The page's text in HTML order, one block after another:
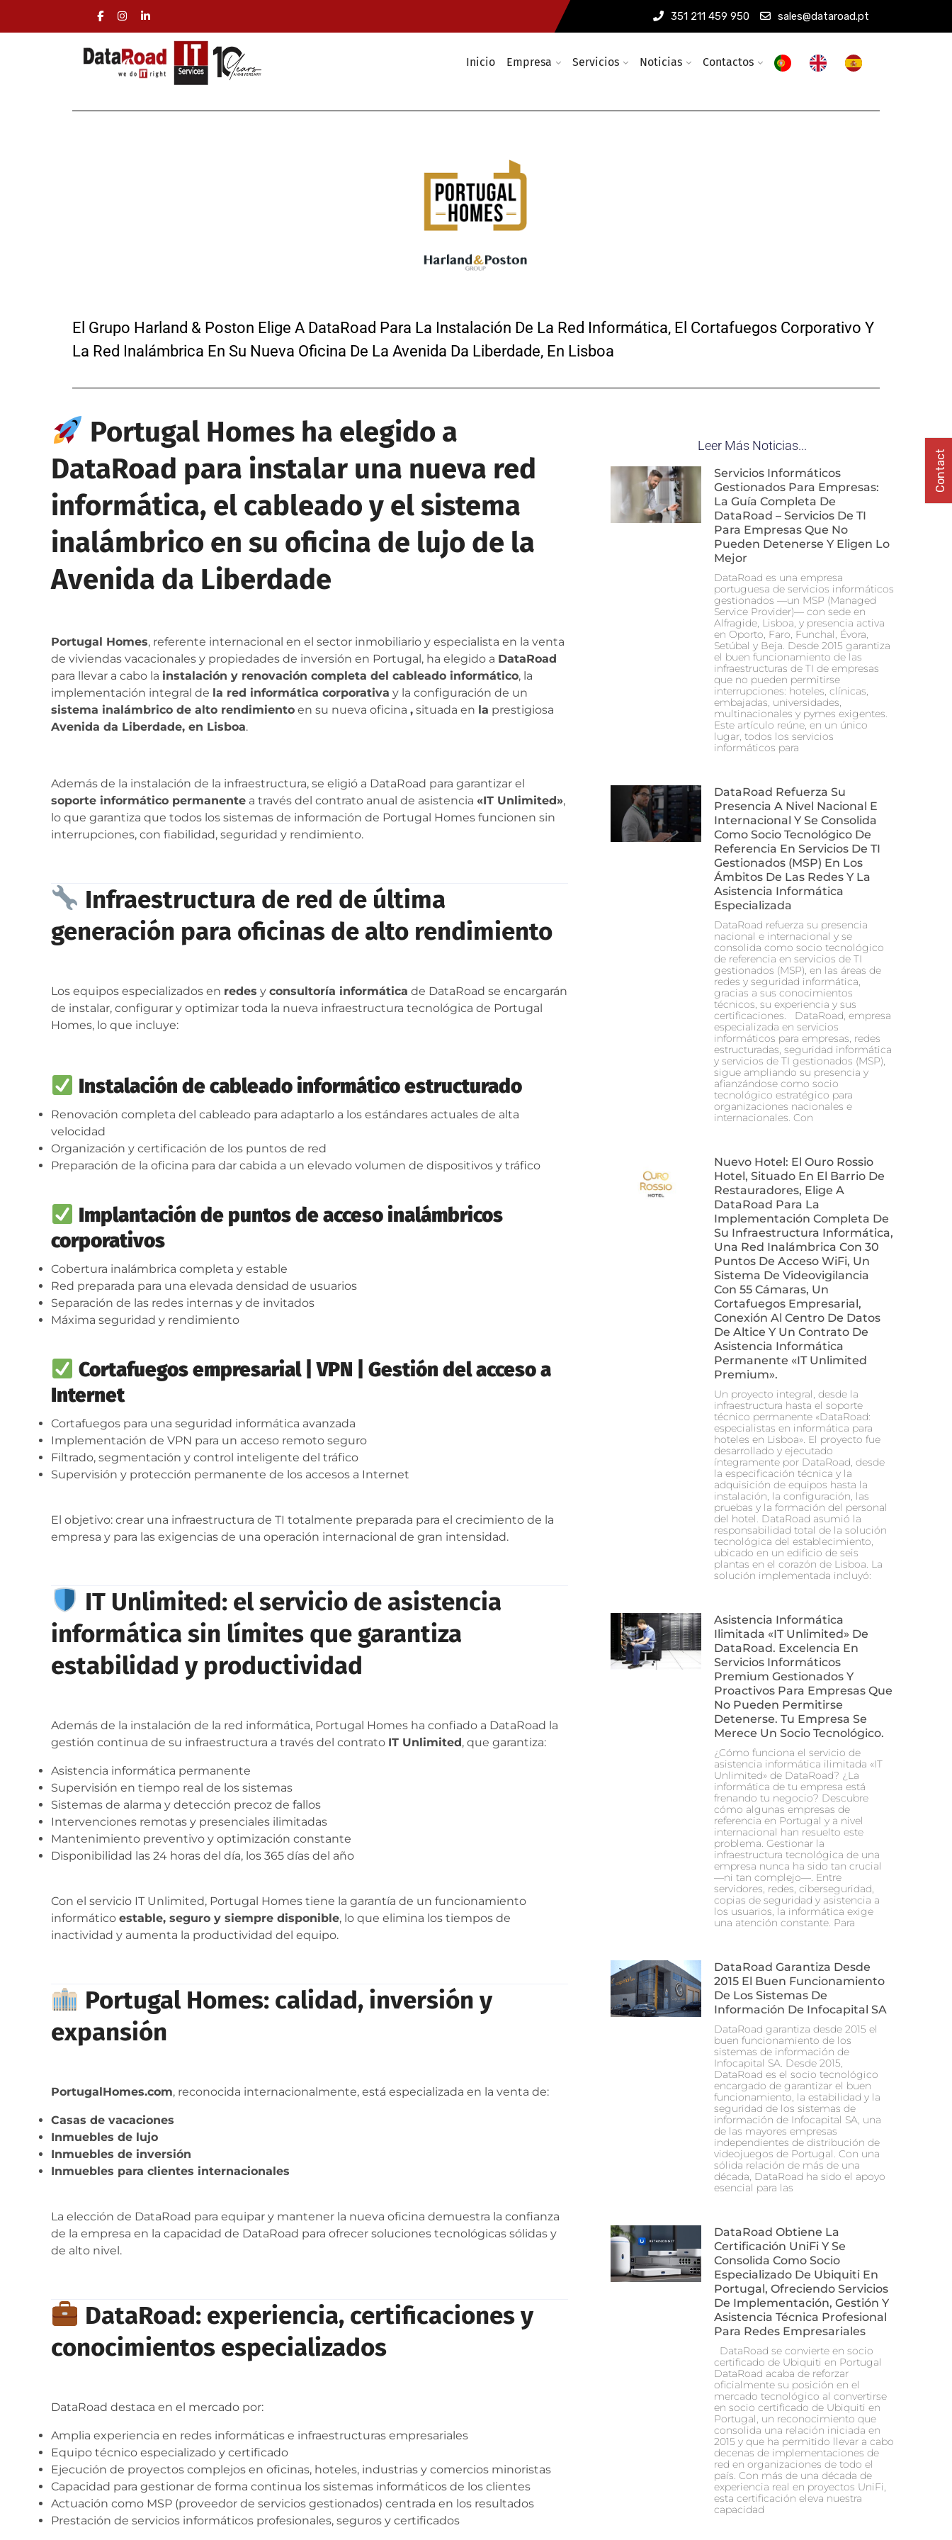
351 211 459 950 sales@dataroad.pt
Inicio Empresa Servicios Noticias Contactos
El Grupo Harland & Poston Elige A DataRoad Para La Instalación De La Red Informática, El Cortafuegos Corporativo Y
La Red Inalámbrica En Su Nueva Oficina De La Avenida Da Liberdade, En Lisboa
Portugal Homes ha elegido a
DataRoad para instalar una nueva red
informática, el cableado y el sistema
inalámbrico en su oficina de lujo de la
Avenida da Liberdade
Portugal Homes, referente internacional en el sector inmobiliario y especialista en la venta
de viviendas vacacionales y propiedades de inversión en Portugal, ha elegido a DataRoad
para llevar a cabo la instalación y renovación completa del cableado informático, la
implementación integral de la red informática corporativa y la configuración de un
sistema inalámbrico de alto rendimiento en su nueva oficina , situada en la prestigiosa
Avenida da Liberdade, en Lisboa.
Además de la instalación de la infraestructura, se eligió a DataRoad para garantizar el
soporte informático permanente a través del contrato anual de asistencia «IT Unlimited»,
lo que garantiza que todos los sistemas de información de Portugal Homes funcionen sin
interrupciones, con fiabilidad, seguridad y rendimiento.
Infraestructura de red de última
generación para oficinas de alto rendimiento
Los equipos especializados en redes y consultoría informática de DataRoad se encargarán
de instalar, configurar y optimizar toda la nueva infraestructura tecnológica de Portugal
Homes, lo que incluye:
Instalación de cableado informático estructurado
Renovación completa del cableado para adaptarlo a los estándares actuales de alta
velocidad
Organización y certificación de los puntos de red
Preparación de la oficina para dar cabida a un elevado volumen de dispositivos y tráfico
Implantación de puntos de acceso inalámbricos
corporativos
Cobertura inalámbrica completa y estable
Red preparada para una elevada densidad de usuarios
Separación de las redes internas y de invitados
Máxima seguridad y rendimiento
Cortafuegos empresarial | VPN | Gestión del acceso a
Internet
Cortafuegos para una seguridad informática avanzada
Implementación de VPN para un acceso remoto seguro
Filtrado, segmentación y control inteligente del tráfico
Supervisión y protección permanente de los accesos a Internet
El objetivo: crear una infraestructura de TI totalmente preparada para el crecimiento de la
empresa y para las exigencias de una operación internacional de gran intensidad.
IT Unlimited: el servicio de asistencia
informática sin límites que garantiza
estabilidad y productividad
Además de la instalación de la red informática, Portugal Homes ha confiado a DataRoad la
gestión continua de su infraestructura a través del contrato IT Unlimited, que garantiza:
Asistencia informática permanente
Supervisión en tiempo real de los sistemas
Sistemas de alarma y detección precoz de fallos
Intervenciones remotas y presenciales ilimitadas
Mantenimiento preventivo y optimización constante
Disponibilidad las 24 horas del día, los 365 días del año
Con el servicio IT Unlimited, Portugal Homes tiene la garantía de un funcionamiento
informático estable, seguro y siempre disponible, lo que elimina los tiempos de
inactividad y aumenta la productividad del equipo.
Portugal Homes: calidad, inversión y
expansión
PortugalHomes.com, reconocida internacionalmente, está especializada en la venta de:
Casas de vacaciones
Inmuebles de lujo
Inmuebles de inversión
Inmuebles para clientes internacionales
La elección de DataRoad para equipar y mantener la nueva oficina demuestra la confianza
de la empresa en la capacidad de DataRoad para ofrecer soluciones tecnológicas sólidas y
de alto nivel.
DataRoad: experiencia, certificaciones y
conocimientos especializados
DataRoad destaca en el mercado por:
Amplia experiencia en redes informáticas e infraestructuras empresariales
Equipo técnico especializado y certificado
Ejecución de proyectos complejos en oficinas, hoteles, industrias y comercios minoristas
Capacidad para gestionar de forma continua los sistemas informáticos de los clientes
Actuación como MSP (proveedor de servicios gestionados) centrada en los resultados
Prestación de servicios informáticos profesionales, seguros y certificados
Leer Más Noticias...
Servicios Informáticos
Gestionados Para Empresas:
La Guía Completa De
DataRoad – Servicios De TI
Para Empresas Que No
Pueden Detenerse Y Eligen Lo
Mejor
DataRoad es una empresa
portuguesa de servicios informáticos
gestionados —un MSP (Managed
Service Provider)— con sede en
Alfragide, Lisboa, y presencia activa
en Oporto, Faro, Funchal, Évora,
Setúbal y Beja. Desde 2015 garantiza
el buen funcionamiento de las
infraestructuras de TI de empresas
que no pueden permitirse
interrupciones: hoteles, clínicas,
embajadas, universidades,
multinacionales y pymes exigentes.
Este artículo reúne, en un único
lugar, todos los servicios
informáticos para
DataRoad Refuerza Su
Presencia A Nivel Nacional E
Internacional Y Se Consolida
Como Socio Tecnológico De
Referencia En Servicios De TI
Gestionados (MSP) En Los
Ámbitos De Las Redes Y La
Asistencia Informática
Especializada
DataRoad refuerza su presencia
nacional e internacional y se
consolida como socio tecnológico
de referencia en servicios de TI
gestionados (MSP), en las áreas de
redes y seguridad informática,
gracias a sus conocimientos
técnicos, su experiencia y sus
certificaciones. DataRoad, empresa
especializada en servicios
informáticos para empresas, redes
estructuradas, seguridad informática
y servicios de TI gestionados (MSP),
sigue ampliando su presencia y
afianzándose como socio
tecnológico estratégico para
organizaciones nacionales e
internacionales. Con
Nuevo Hotel: El Ouro Rossio
Hotel, Situado En El Barrio De
Restauradores, Elige A
DataRoad Para La
Implementación Completa De
Su Infraestructura Informática,
Una Red Inalámbrica Con 30
Puntos De Acceso WiFi, Un
Sistema De Videovigilancia
Con 55 Cámaras, Un
Cortafuegos Empresarial,
Conexión Al Centro De Datos
De Altice Y Un Contrato De
Asistencia Informática
Permanente «IT Unlimited
Premium».
Un proyecto integral, desde la
infraestructura hasta el soporte
técnico permanente «DataRoad:
especialistas en informática para
hoteles en Lisboa». El proyecto fue
desarrollado y ejecutado
íntegramente por DataRoad, desde
la especificación técnica y la
adquisición de equipos hasta la
instalación, la configuración, las
pruebas y la formación del personal
del hotel. DataRoad asumió la
responsabilidad total de la solución
tecnológica del establecimiento,
ubicado en un edificio de seis
plantas en el corazón de Lisboa. La
solución implementada incluyó:
Asistencia Informática
Ilimitada «IT Unlimited» De
DataRoad. Excelencia En
Servicios Informáticos
Premium Gestionados Y
Proactivos Para Empresas Que
No Pueden Permitirse
Detenerse. Tu Empresa Se
Merece Un Socio Tecnológico.
¿Cómo funciona el servicio de
asistencia informática ilimitada «IT
Unlimited» de DataRoad? ¿La
informática de tu empresa está
frenando tu negocio? Descubre
cómo algunas empresas de
referencia en Portugal y a nivel
internacional han resuelto este
problema. Gestionar la
infraestructura tecnológica de una
empresa nunca ha sido tan crucial
—ni tan complejo—. Entre
servidores, redes, ciberseguridad,
copias de seguridad y asistencia a
los usuarios, la informática exige
una atención constante. Para
DataRoad Garantiza Desde
2015 El Buen Funcionamiento
De Los Sistemas De
Información De Infocapital SA
DataRoad garantiza desde 2015 el
buen funcionamiento de los
sistemas de información de
Infocapital SA. Desde 2015,
DataRoad es el socio tecnológico
encargado de garantizar el buen
funcionamiento, la estabilidad y la
seguridad de los sistemas de
información de Infocapital SA, una
de las mayores empresas
independientes de distribución de
videojuegos de Portugal. Con una
sólida relación de más de una
década, DataRoad ha sido el apoyo
esencial para las
DataRoad Obtiene La
Certificación UniFi Y Se
Consolida Como Socio
Especializado De Ubiquiti En
Portugal, Ofreciendo Servicios
De Implementación, Gestión Y
Asistencia Técnica Profesional
Para Redes Empresariales
DataRoad se convierte en socio
certificado de Ubiquiti en Portugal
DataRoad acaba de reforzar
oficialmente su posición en el
mercado tecnológico al convertirse
en socio certificado de Ubiquiti en
Portugal, un reconocimiento que
consolida una relación iniciada en
2015 y que ha permitido llevar a cabo
decenas de implementaciones de
red en organizaciones de todo el
país. Con más de una década de
experiencia real en proyectos UniFi,
esta certificación eleva nuestra
capacidad
Contact